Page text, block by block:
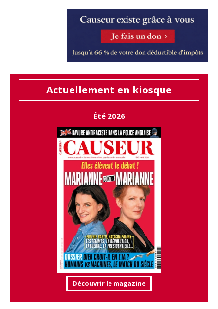
Actuellement en kiosque
Été 2026
Découvrir le magazine